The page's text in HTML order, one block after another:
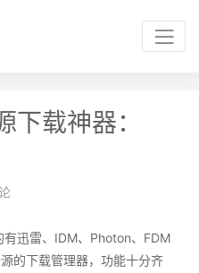
下载神器：
迅雷、IDM、Photon、FDM
的下载管理器，功能十分齐